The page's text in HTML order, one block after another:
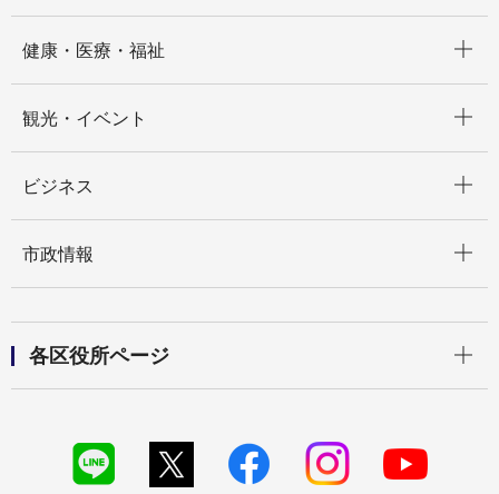
健康・医療・福祉
観光・イベント
ビジネス
市政情報
各区役所ページ